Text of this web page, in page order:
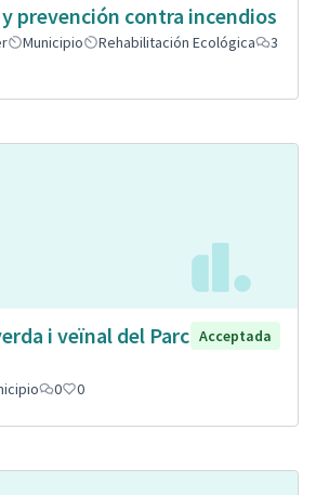
prevención contra incendios
Municipio Rehabilitación Ecológica
3
i veïnal del Parc Acceptada
0 0